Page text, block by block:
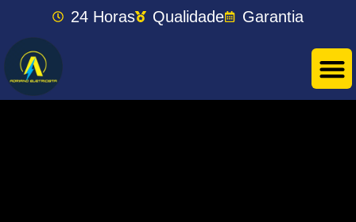
24 Horas Qualidade Garantia